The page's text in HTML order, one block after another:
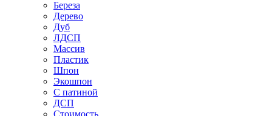
Береза
Дерево
Дуб
ЛДСП
Массив
Пластик
Шпон
Экошпон
С патиной
ДСП
Стоимость